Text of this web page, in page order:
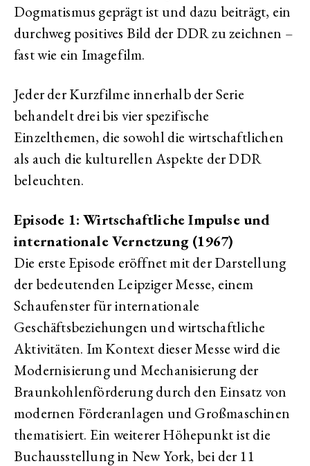
Dogmatismus geprägt ist und dazu beiträgt, ein
durchweg positives Bild der DDR zu zeichnen –
fast wie ein Imagefilm.
Jeder der Kurzfilme innerhalb der Serie
behandelt drei bis vier spezifische
Einzelthemen, die sowohl die wirtschaftlichen
als auch die kulturellen Aspekte der DDR
beleuchten.
Episode 1: Wirtschaftliche Impulse und
internationale Vernetzung (1967)
Die erste Episode eröffnet mit der Darstellung
der bedeutenden Leipziger Messe, einem
Schaufenster für internationale
Geschäftsbeziehungen und wirtschaftliche
Aktivitäten. Im Kontext dieser Messe wird die
Modernisierung und Mechanisierung der
Braunkohlenförderung durch den Einsatz von
modernen Förderanlagen und Großmaschinen
thematisiert. Ein weiterer Höhepunkt ist die
Buchausstellung in New York, bei der 11